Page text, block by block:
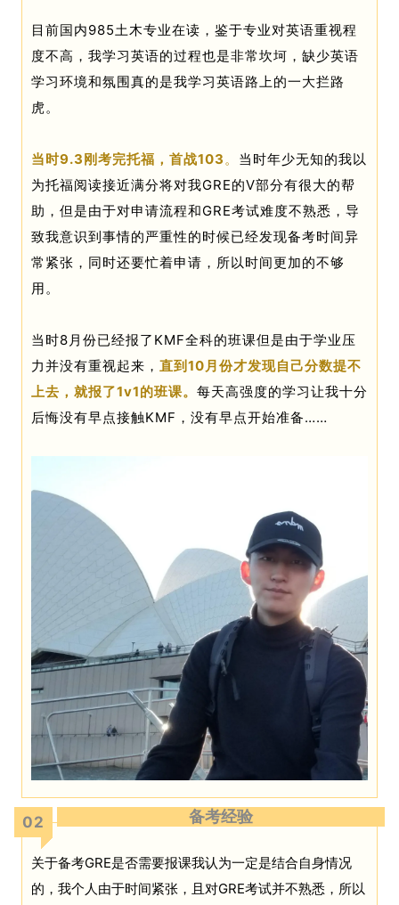
目前国内985土木专业在读，鉴于专业对英语重视程
度不高，我学习英语的过程也是非常坎坷，缺少英语
学习环境和氛围真的是我学习英语路上的一大拦路
虎。
当时9.3刚考完托福，首战103 。 当时年少无知的我以
为托福阅读接近满分将对我GRE的V部分有很大的帮
助，但是由于对申请流程和GRE考试难度不熟悉，导
致我意识到事情的严重性的时候已经发现备考时间异
常紧张，同时还要忙着申请，所以时间更加的不够
用。
当时8月份已经报了KMF全科的班课但是由于学业压
力并没有重视起来， 直到10月份才发现自己分数提不
上去，就报了1v1的班课。 每天高强度的学习让我十分
后悔没有早点接触KMF，没有早点开始准备……
02 备考经验
关于备考GRE是否需要报课我认为一定是结合自身情况
的，我个人由于时间紧张，且对GRE考试并不熟悉，所以